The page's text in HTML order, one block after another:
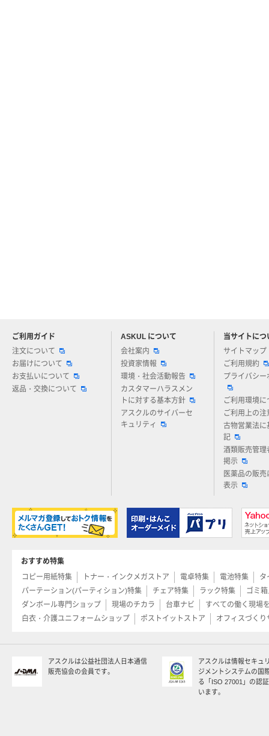
ご利用ガイド
注文について
お届けについて
お支払いについて
返品・交換について
ASKUL について
会社案内
投資家情報
環境・社会活動報告
カスタマーハラスメン
トに対する基本方針
アスクルのサイバーセ
キュリティ
当サイトにつ
サイトマップ
ご利用規約
プライバシー
ご利用環境に
ご利用上の注
古物営業法に
記
酒類販売管理
掲示
医薬品の販売
表示
アスクルについてお気軽にご質問ください
おすすめ特集
コピー用紙特集
トナー・インクメガストア 電卓特集 電池特集
タ
パーテーション(パーティション)特集
チェア特集 ラック特集
ゴミ
ダンボール専門ショップ
現場のチカラ 台車ナビ
すべての働く現場
白衣・介護ユニフォームショップ
ポストイットストア オフィスづくり
アスクルは公益社団法人日本通信
販売協会の会員です。
アスクルは情報セキュ
ジメントシステムの国
る「ISO 27001」の認
います。